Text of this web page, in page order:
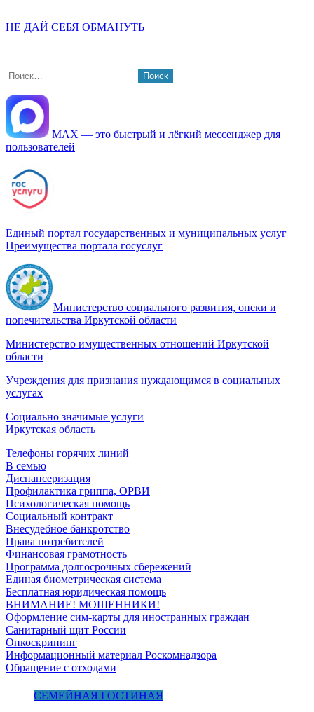
НЕ ДАЙ СЕБЯ ОБМАНУТЬ
Найти:
МАХ — это быстрый и лёгкий мессенджер для
пользователей
Единый портал государственных и муниципальных услуг
Преимущества портала госуслуг
Министерство социального развития, опеки и
попечительства Иркутской области
Министерство имущественных отношений Иркутской
области
Учреждения для признания нуждающимся в социальных
услугах
Социально значимые услуги
Иркутская область
Телефоны горячих линий
В семью
Диспансеризация
Профилактика гриппа, ОРВИ
Психологическая помощь
Социальный контракт
Внесудебное банкротство
Права потребителей
Финансовая грамотность
Программа долгосрочных сбережений
Единая биометрическая система
Бесплатная юридическая помощь
ВНИМАНИЕ! МОШЕННИКИ!
Оформление сим-карты для иностранных граждан
Санитарный щит России
Онкоскрининг
Информационный материал Роскомнадзора
Обращение с отходами
СЕМЕЙНАЯ ГОСТИНАЯ